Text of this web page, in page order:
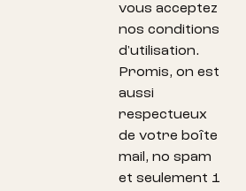
vous acceptez
nos conditions
d'utilisation.
Promis, on est
aussi
respectueux
de votre boîte
mail, no spam
et seulement 1